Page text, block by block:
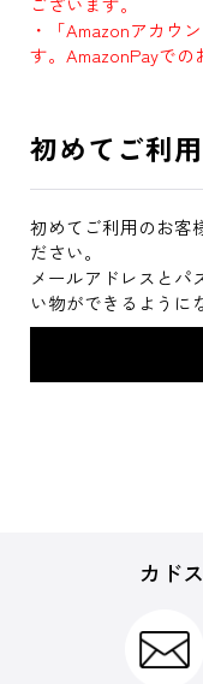
・「Amazonアカウ
す。AmazonPayでの
初めてご利
初めてご利用のお客
ださい。
メールアドレスとパ
い物ができるように
カド